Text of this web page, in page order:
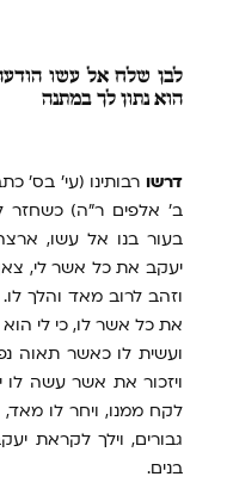
לבן שלח אל עשו
הוא נתון לך במתנה
דרשו רבותינו (עי' בס'
ב' אלפים ר"ה) כשחזר
בעור בנו אל עשו,
יעקב את כל אשר לי,
וזהב לרוב מאד והלך
את כל אשר לו, כי לי
ועשית לו כאשר תאוה
ויזכור את אשר עשה
לקח ממנו, ויחר לו
גבורים, וילך לקראת
בנים.